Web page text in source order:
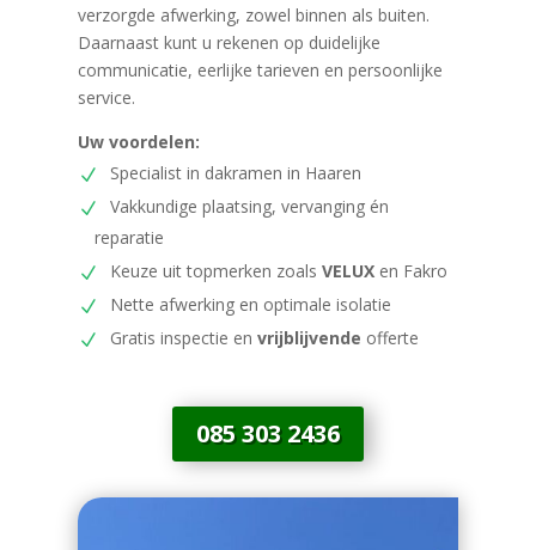
verzorgde afwerking, zowel binnen als buiten.
Daarnaast kunt u rekenen op duidelijke
communicatie, eerlijke tarieven en persoonlijke
service.
Uw voordelen:
Specialist in dakramen in Haaren
Vakkundige plaatsing, vervanging én
reparatie
Keuze uit topmerken zoals VELUXen Fakro
Nette afwerking en optimale isolatie
Gratis inspectie en vrijblijvende offerte
085 303 2436